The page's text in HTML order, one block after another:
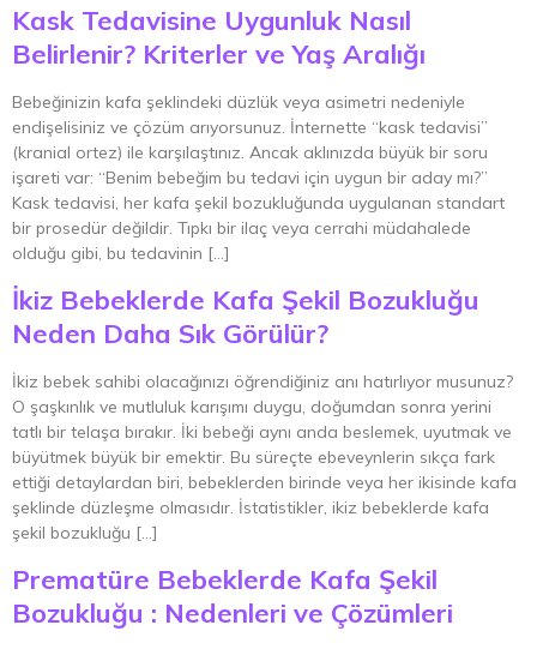
Kask Tedavisine Uygunluk Nasıl
Belirlenir? Kriterler ve Yaş Aralığı
Bebeğinizin kafa şeklindeki düzlük veya asimetri nedeniyle
endişelisiniz ve çözüm arıyorsunuz. İnternette “kask tedavisi”
(kranial ortez) ile karşılaştınız. Ancak aklınızda büyük bir soru
işareti var: “Benim bebeğim bu tedavi için uygun bir aday mı?”
Kask tedavisi, her kafa şekil bozukluğunda uygulanan standart
bir prosedür değildir. Tıpkı bir ilaç veya cerrahi müdahalede
olduğu gibi, bu tedavinin […]
İkiz Bebeklerde Kafa Şekil Bozukluğu
Neden Daha Sık Görülür?
İkiz bebek sahibi olacağınızı öğrendiğiniz anı hatırlıyor musunuz?
O şaşkınlık ve mutluluk karışımı duygu, doğumdan sonra yerini
tatlı bir telaşa bırakır. İki bebeği aynı anda beslemek, uyutmak ve
büyütmek büyük bir emektir. Bu süreçte ebeveynlerin sıkça fark
ettiği detaylardan biri, bebeklerden birinde veya her ikisinde kafa
şeklinde düzleşme olmasıdır. İstatistikler, ikiz bebeklerde kafa
şekil bozukluğu […]
Prematüre Bebeklerde Kafa Şekil
Bozukluğu : Nedenleri ve Çözümleri